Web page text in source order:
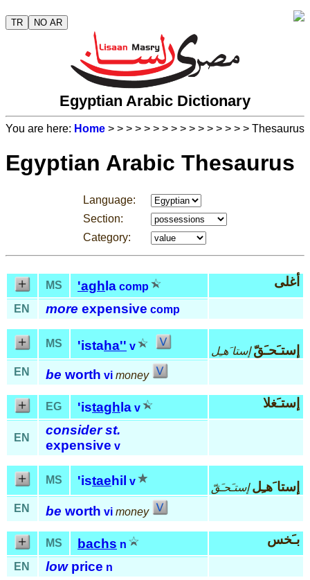
TR NO AR
Egyptian Arabic Dictionary
You are here: Home > > > > > > > > > > > > > > > > Thesaurus
Egyptian Arabic Thesaurus
Language:
Section:
Category:
MS 'agh la comp أغلى
EN more expensive comp
MS 'istaha'' v إستـَحـَقّ إستا َهـِل
EN
be worth vi money
EG 'istagh la v إستـَغلا
EN
consider st.
expensive v
MS 'istaehil v إستا َهـِل إستـَحـَقّ
EN
be worth vi money
MS bachs n بـَخس
EN lowprice n